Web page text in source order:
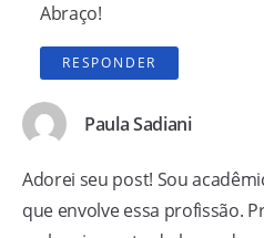
Abraço!
RESPONDER
Paula Sadiani
Adorei seu post! Sou
que envolve essa profissão.